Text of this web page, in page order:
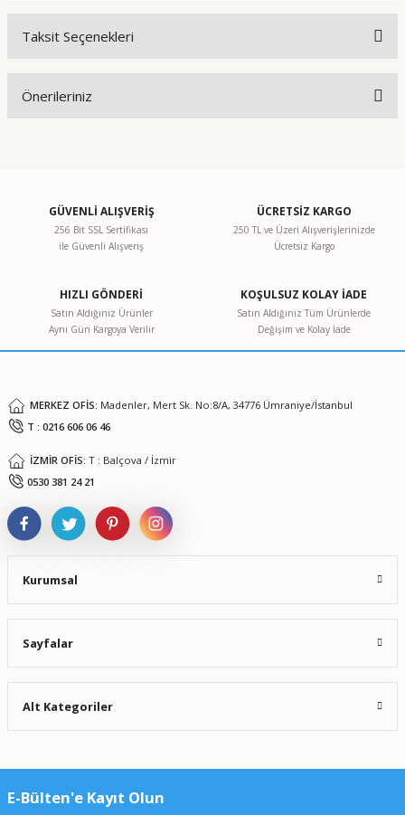
Taksit Seçenekleri
Önerileriniz
Görüş ve önerileriniz için teşekkür ederiz.
Ürün resmi kalitesiz, bozuk veya görüntülenemiyor.
Ürün bilgilerinde hatalar bulunuyor.
Ürün fiyatı diğer sitelerden daha pahalı.
GÜVENLİ ALIŞVERİŞ
256 Bit SSL Sertifikası
ile Güvenli Alışveriş
ÜCRETSİZ KARGO
250 TL ve Üzeri Alışverişlerinizde
Ücretsiz Kargo
HIZLI GÖNDERİ
Satın Aldığınız Ürünler
Aynı Gün Kargoya Verilir
KOŞULSUZ KOLAY İADE
Satın Aldığınız Tüm Ürünlerde
Değişim ve Kolay İade
MERKEZ OFİS: Madenler, Mert Sk. No:8/A, 34776 Ümraniye/İstanbul
T : 0216 606 06 46
İZMİR OFİS: T : Balçova / İzmir
0530 381 24 21
Kurumsal
Sayfalar
Alt Kategoriler
E-Bülten'e Kayıt Olun